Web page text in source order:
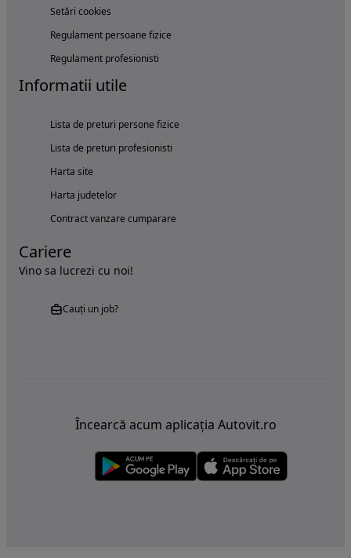
Setări cookies
Regulament persoane fizice
Regulament profesionisti
Informatii utile
Lista de preturi persone fizice
Lista de preturi profesionisti
Harta site
Harta judetelor
Contract vanzare cumparare
Cariere
Vino sa lucrezi cu noi!
Cauți un job?
Încearcă acum aplicația Autovit.ro